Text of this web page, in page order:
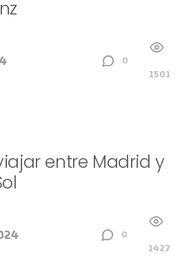
0
1501
entre Madrid y
0
1427